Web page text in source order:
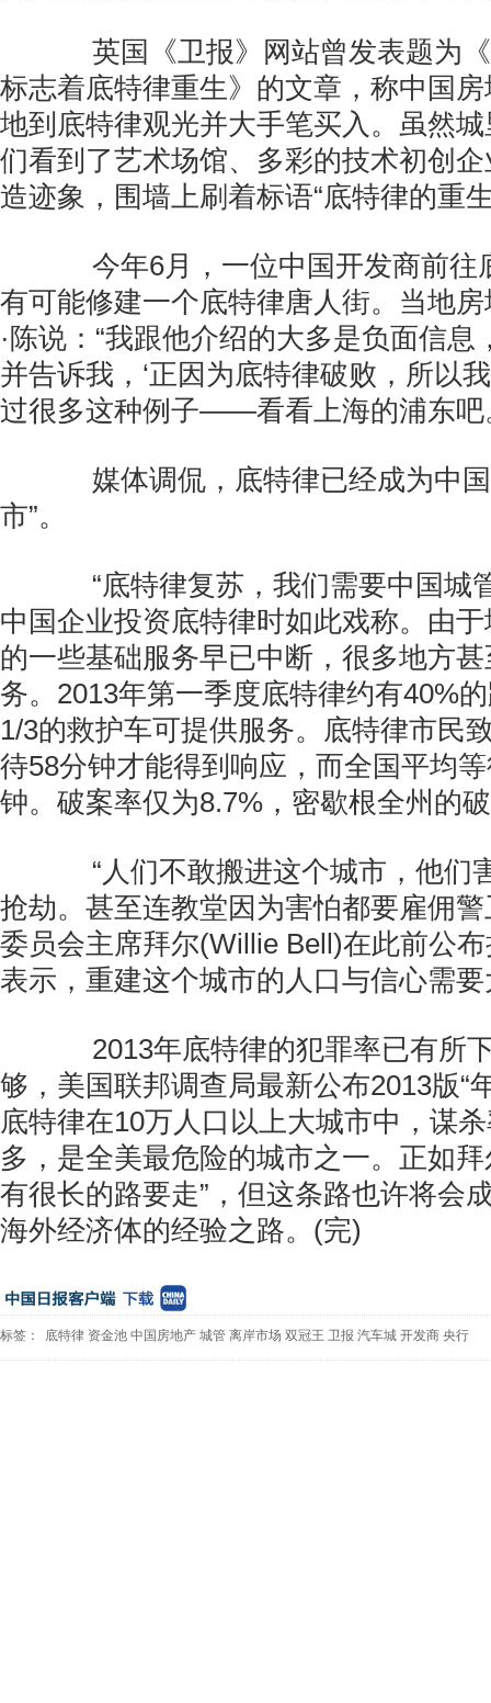
英国《卫报》网站曾发表题为《
标志着底特律重生》的文章，称中国
地到底特律观光并大手笔买入。虽然
们看到了艺术场馆、多彩的技术初创
造迹象，围墙上刷着标语“底特律的重
今年6月，一位中国开发商前往
有可能修建一个底特律唐人街。当地
·陈说：“我跟他介绍的大多是负面信
并告诉我，‘正因为底特律破败，所以
过很多这种例子——看看上海的浦东吧
媒体调侃，底特律已经成为中国
市”。
“底特律复苏，我们需要中国城
中国企业投资底特律时如此戏称。由
的一些基础服务早已中断，很多地方
务。2013年第一季度底特律约有40%
1/3的救护车可提供服务。底特律市民
待58分钟才能得到响应，而全国平均
钟。破案率仅为8.7%，密歇根全州的
“人们不敢搬进这个城市，他们
抢劫。甚至连教堂因为害怕都要雇佣
委员会主席拜尔(Willie Bell)在此前公
表示，重建这个城市的人口与信心需
2013年底特律的犯罪率已有所
够，美国联邦调查局最新公布2013版“
底特律在10万人口以上大城市中，谋
多，是全美最危险的城市之一。正如
有很长的路要走”，但这条路也许将会
海外经济体的经验之路。(完)
标签： 底特律 资金池 中国房地产 城管 离岸市场 双冠王 卫报 汽车城 开发商 央行